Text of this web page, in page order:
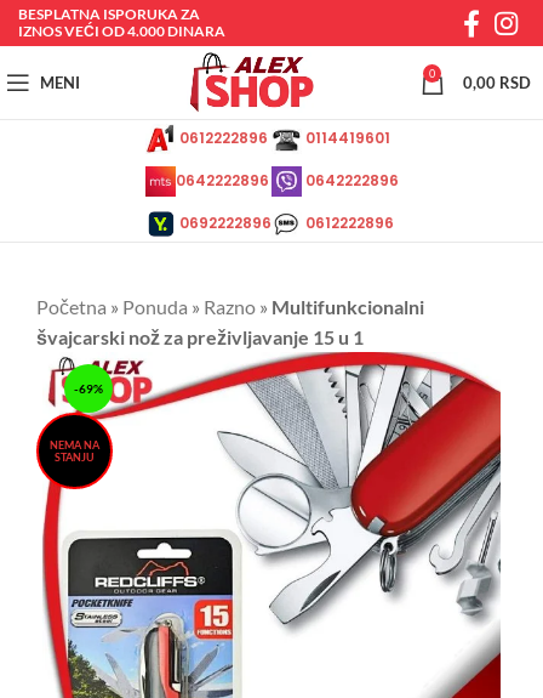
BESPLATNA ISPORUKA ZA
IZNOS VEĆI OD 4.000 DINARA
MENI 0 0,00 RSD
0612222896
0642222896
0692222896
0114419601
0642222896
0612222896
Početna » Ponuda » Razno » Multifunkcionalni
švajcarski nož za preživljavanje 15 u 1
-69%
NEMA NA
STANJU